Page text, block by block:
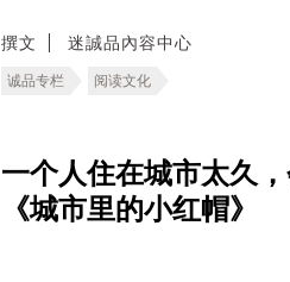
撰文 迷誠品內容中心
诚品专栏 阅读文化
一个人住在城市太久
《城市里的小红帽》